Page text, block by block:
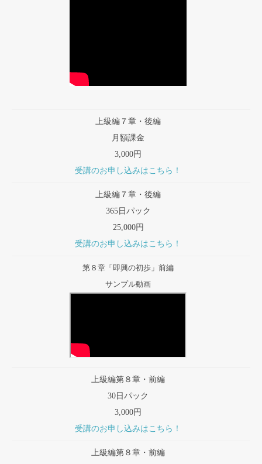
上級編７章・後編
月額課金
3,000円
受講のお申し込みはこちら！
上級編７章・後編
365日パック
25,000円
受講のお申し込みはこちら！
第８章「即興の初歩」前編
サンプル動画
上級編第８章・前編
30日パック
3,000円
受講のお申し込みはこちら！
上級編第８章・前編